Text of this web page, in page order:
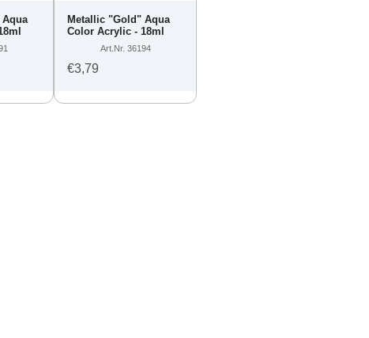
Metallic "Gold" Aqua
Color Acrylic - 18ml
Art.Nr. 36194
€3,79